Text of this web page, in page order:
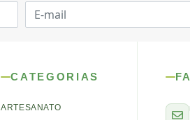
CATEGORIAS
ARTESANATO